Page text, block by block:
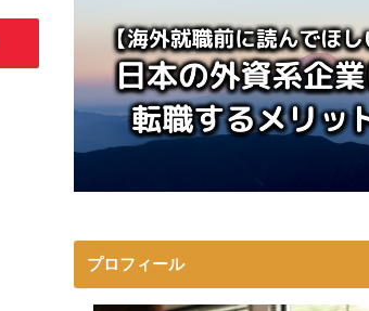
プロフィール